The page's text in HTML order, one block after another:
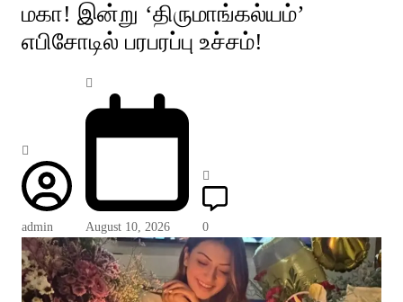
மகா! இன்று ‘திருமாங்கல்யம்’
எபிசோடில் பரபரப்பு உச்சம்!
admin August 10, 2026 0